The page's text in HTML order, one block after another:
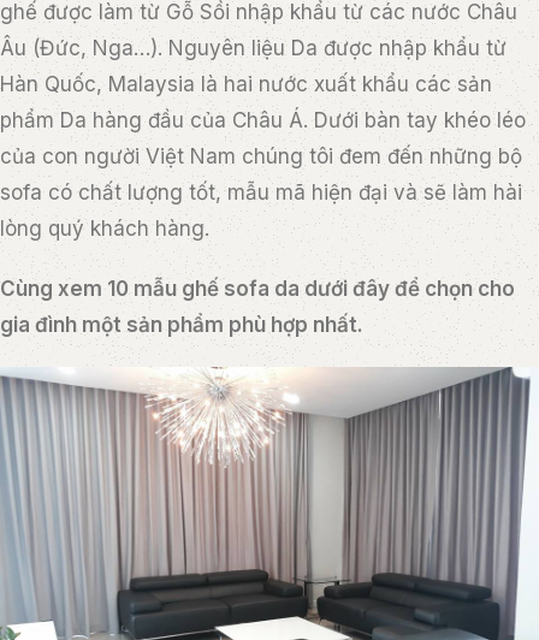
ghế được làm từ Gỗ Sồi nhập khẩu từ các nước Châu
Âu (Đức, Nga…). Nguyên liệu Da được nhập khẩu từ
Hàn Quốc, Malaysia là hai nước xuất khẩu các sản
phẩm Da hàng đầu của Châu Á. Dưới bàn tay khéo léo
của con người Việt Nam chúng tôi đem đến những bộ
sofa có chất lượng tốt, mẫu mã hiện đại và sẽ làm hài
lòng quý khách hàng.
Cùng xem 10 mẫu ghế sofa da dưới đây để chọn cho
gia đình một sản phẩm phù hợp nhất.